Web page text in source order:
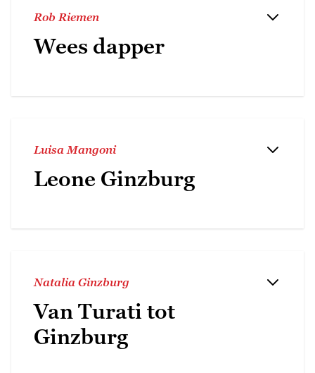
Rob Riemen
Wees dapper
Luisa Mangoni
Leone Ginzburg
Natalia Ginzburg
Van Turati tot
Ginzburg